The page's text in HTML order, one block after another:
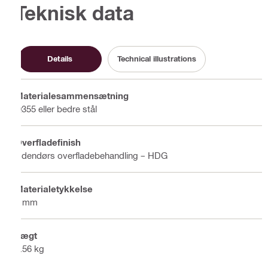
Teknisk data
Details Technical illustrations
Materialesammensætning
Q355 eller bedre stål
Overfladefinish
Udendørs overfladebehandling – HDG
Materialetykkelse
6 mm
Vægt
0.56 kg